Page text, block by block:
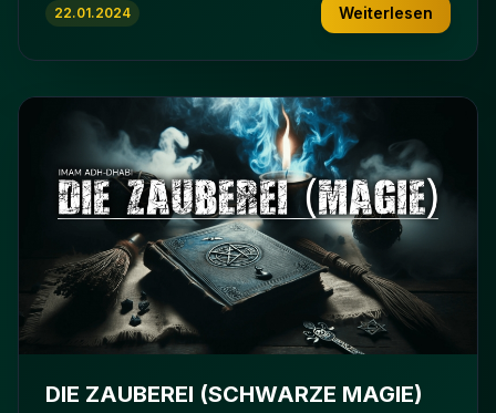
22.01.2024 Weiterlesen
DIE ZAUBEREI (SCHWARZE MAGIE)